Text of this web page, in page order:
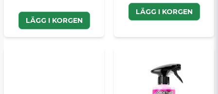
LÄGG I KORGEN
LÄGG I KORGEN